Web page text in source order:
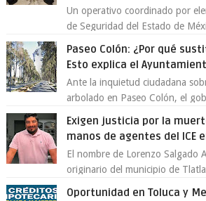
Un operativo coordinado por
de Seguridad del Estado de
Paseo Colón: ¿Por qué
Esto explica el
Ante la inquietud ciudadana
arbolado en Paseo Colón, el
Exigen justicia por la
manos de agentes del ICE
El nombre de Lorenzo Salgado
originario del municipio de
Oportunidad en Toluca y